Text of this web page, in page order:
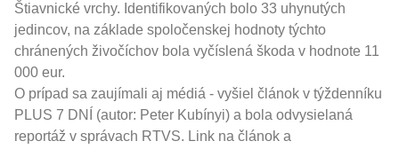
Štiavnické vrchy. Identifikovaných bolo 33 uhynutých
jedincov, na základe spoločenskej hodnoty týchto
chránených živočíchov bola vyčíslená škoda v hodnote 11
000 eur.
O prípad sa zaujímali aj médiá - vyšiel článok v týždenníku
PLUS 7 DNÍ (autor: Peter Kubínyi) a bola odvysielaná
reportáž v správach RTVS. Link na článok a